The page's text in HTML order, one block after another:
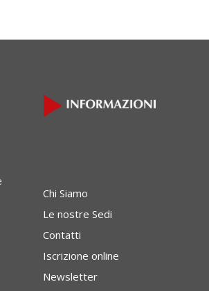
Chi Siamo
Le nostre Sedi
Contatti
Iscrizione online
Newsletter